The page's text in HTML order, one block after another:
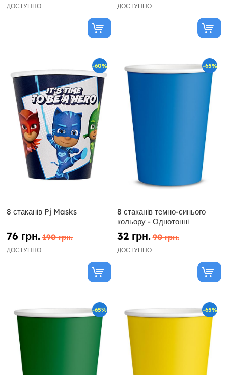
ДОСТУПНО ДОСТУПНО
-60%
8 стаканів Pj Masks
76 грн. 190 грн.
ДОСТУПНО
-65%
8 стаканів темно-синього
кольору - Однотонні
32 грн. 90 грн.
ДОСТУПНО
-65% -65%